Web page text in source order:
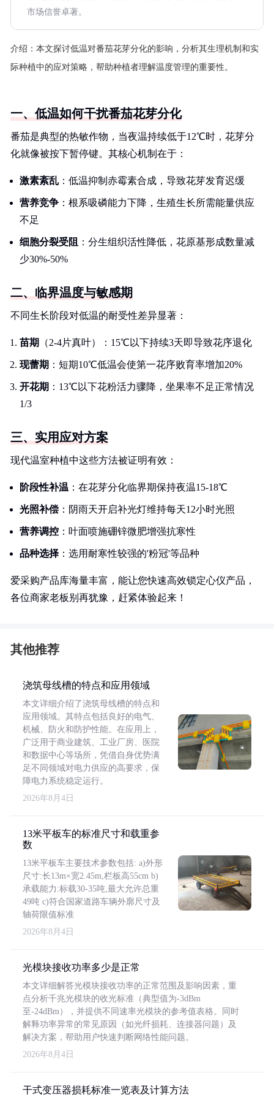
市场信誉卓著。
介绍： 本文探讨低温对番茄花芽分化的影响，分析其生理机制和实
际种植中的应对策略，帮助种植者理解温度管理的重要性。
一、低温如何干扰番茄花芽分化
番茄是典型的热敏作物，当夜温持续低于12℃时，花芽分
化就像被按下暂停键。其核心机制在于：
激素紊乱 ：低温抑制赤霉素合成，导致花芽发育迟缓
营养竞争 ：根系吸磷能力下降，生殖生长所需能量供应
不足
细胞分裂受阻 ：分生组织活性降低，花原基形成数量减
少30%-50%
二、临界温度与敏感期
不同生长阶段对低温的耐受性差异显著：
苗期 （2-4片真叶）：15℃以下持续3天即导致花序退化
现蕾期 ：短期10℃低温会使第一花序败育率增加20%
开花期 ：13℃以下花粉活力骤降，坐果率不足正常情况
1/3
三、实用应对方案
现代温室种植中这些方法被证明有效：
阶段性补温 ：在花芽分化临界期保持夜温15-18℃
光照补偿 ：阴雨天开启补光灯维持每天12小时光照
营养调控 ：叶面喷施硼锌微肥增强抗寒性
品种选择 ：选用耐寒性较强的'粉冠'等品种
爱采购产品库海量丰富，能让您快速高效锁定心仪产品，
各位商家老板别再犹豫，赶紧体验起来！
其他推荐
浇筑母线槽的特点和应用领域
本文详细介绍了浇筑母线槽的特点和
应用领域。其特点包括良好的电气、
机械、防火和防护性能。在应用上，
广泛用于商业建筑、工业厂房、医院
和数据中心等场所，凭借自身优势满
足不同领域对电力供应的高要求，保
障电力系统稳定运行。
2026年8月4日
13米平板车的标准尺寸和载重参
数
13米平板车主要技术参数包括: a)外形
尺寸:长13m×宽2.45m,栏板高55cm b)
承载能力:标载30-35吨,最大允许总重
49吨 c)符合国家道路车辆外廓尺寸及
轴荷限值标准
2026年8月4日
光模块接收功率多少是正常
本文详细解答光模块接收功率的正常范围及影响因素，重
点分析千兆光模块的收光标准（典型值为-3dBm
至-24dBm），并提供不同速率光模块的参考值表格。同时
解释功率异常的常见原因（如光纤损耗、连接器问题）及
解决方案，帮助用户快速判断网络性能问题。
2026年8月4日
干式变压器损耗标准一览表及计算方法